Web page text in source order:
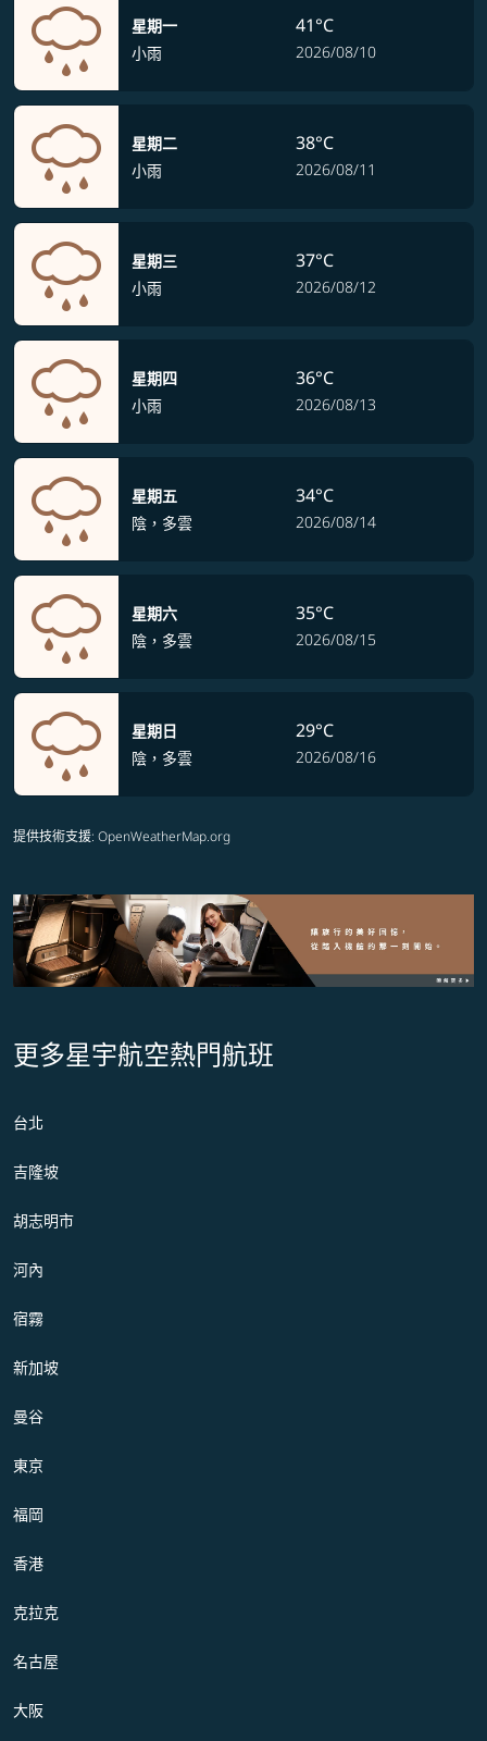
星期一
小雨
41°C
2026/08/10
星期二
小雨
38°C
2026/08/11
星期三
小雨
37°C
2026/08/12
星期四
小雨
36°C
2026/08/13
星期五
陰，多雲
34°C
2026/08/14
星期六
陰，多雲
35°C
2026/08/15
星期日
陰，多雲
29°C
2026/08/16
提供技術支援: OpenWeatherMap.org
更多星宇航空熱門航班
台北
吉隆坡
胡志明市
河內
宿霧
新加坡
曼谷
東京
福岡
香港
克拉克
名古屋
大阪